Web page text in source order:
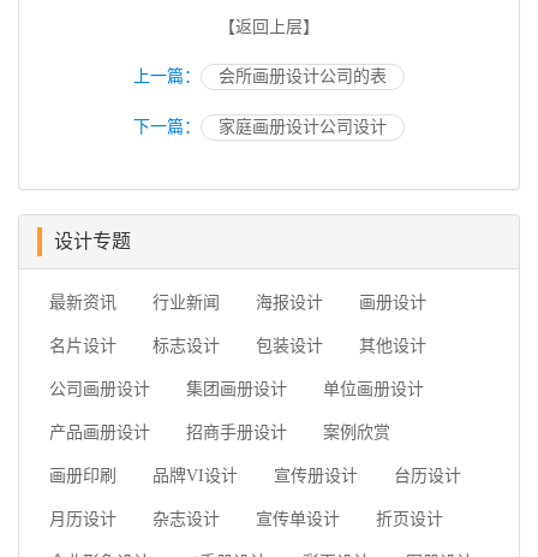
【返回上层】
上一篇： 会所画册设计公司的表
下一篇： 家庭画册设计公司设计
设计专题
最新资讯 行业新闻 海报设计 画册设计
名片设计 标志设计 包装设计 其他设计
公司画册设计 集团画册设计 单位画册设计
产品画册设计 招商手册设计 案例欣赏
画册印刷 品牌VI设计 宣传册设计 台历设计
月历设计 杂志设计 宣传单设计 折页设计